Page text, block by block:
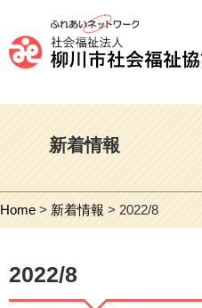
新着情報
Home > 新着情報 > 2022/8
2022/8